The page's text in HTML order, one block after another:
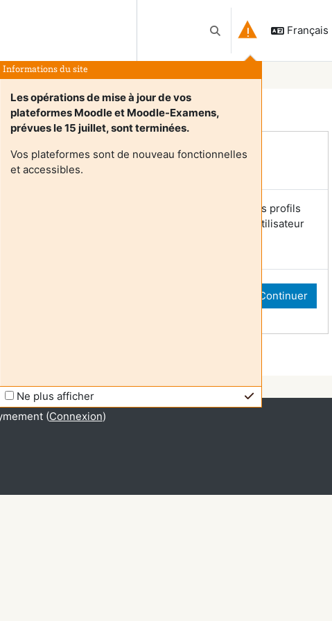
Activer/désactiver la
Informations du site
Les opérations de mise à jour de vos
plateformes Moodle et Moodle-Examens,
prévues le 15 juillet, sont terminées.
Vos plateformes sont de nouveau fonctionnelles
et accessibles.
Ne plus afficher
Français
required
utilisateurs anonymes ne peuvent pas consulter les profils
Veuillez vous connecter avec un compte utilisateur
continuer.
Continuer
(Connexion)